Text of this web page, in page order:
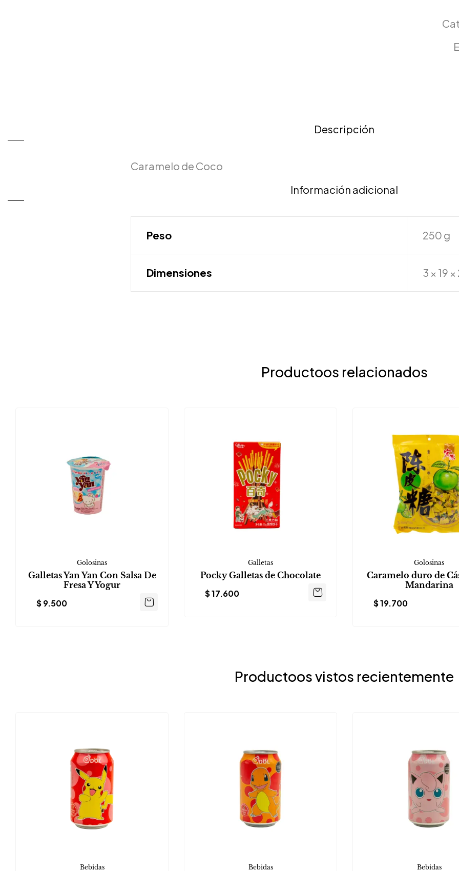
Descripción
Caramelo de Coco
Información adicional
Peso 250 g
Dimensiones 3 × 19
Productoos relacionados
Golosinas
Galletas Yan Yan Con Salsa De
Fresa Y Yogur
$9.500
Galletas
Pocky Galletas de Chocolate
$17.600
Golosinas
Caramelo duro de
Mandarina
$19.700
Productoos vistos recientemente
Bebidas Bebidas Bebidas